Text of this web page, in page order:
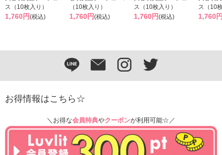
ス（10枚入り）
1,760円(税込)
（10枚入り）
1,760円(税込)
ス（10枚入り）
1,760円(税込)
ス（10
1,760
お得情報はこちら☆
＼お得な会員特典やクーポンが利用可能☆／